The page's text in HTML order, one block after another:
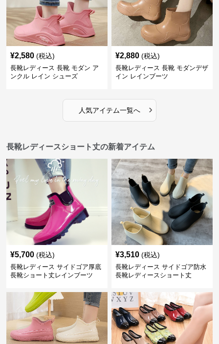
¥2,580 (税込)
長靴レディース 長靴 モダン ア
ンクル レイン シューズ
¥2,880 (税込)
長靴レディース 長靴 モダンデザ
イン レインブーツ
人気アイテム一覧へ ›
長靴レディースショート丈の新着アイテム
¥5,700 (税込)
長靴レディース サイドゴア厚底
長靴ショート丈レインブーツ
¥3,510 (税込)
長靴レディース サイドゴア防水
長靴レディースショート丈